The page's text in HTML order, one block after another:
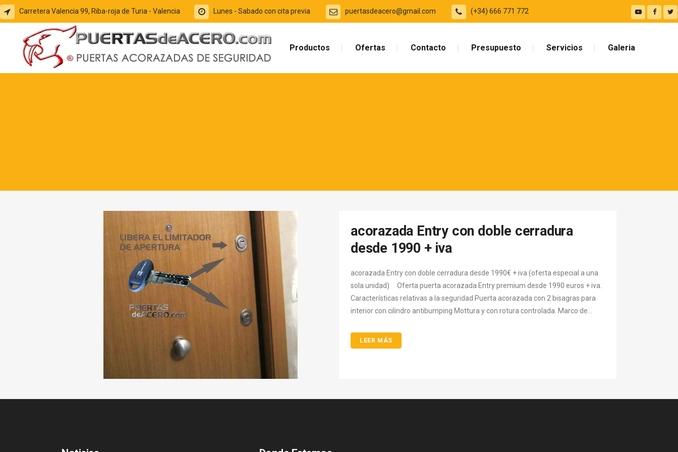
Carretera Valencia 99, Riba-roja de Turia - Valencia Lunes - Sabado con cita previa puertasdeacero@gmail.com (+34) 666 771 772
Productos Ofertas Contacto Presupuesto Servicios Galeria
acorazada Entry con doble cerradura
desde 1990 + iva
acorazada Entry con doble cerradura desde 1990€ + iva (oferta especial a una
sola unidad) ​ Oferta puerta acorazada Entry premium desde 1990 euros + iva.
Características relativas a la seguridad Puerta acorazada con 2 bisagras para
interior con cilindro antibumping Mottura y con rotura controlada. Marco de...
LEER MÁS